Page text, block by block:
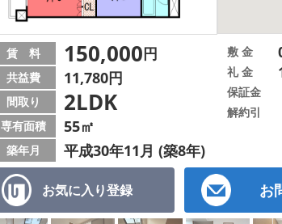
お気に入り登録 お
賃 料 150,000円
共益費 11,780円
間取り 2LDK
専有面積 55㎡
築年月 平成30年11月 (築8年)
敷 金
礼 金
保証金
解約引